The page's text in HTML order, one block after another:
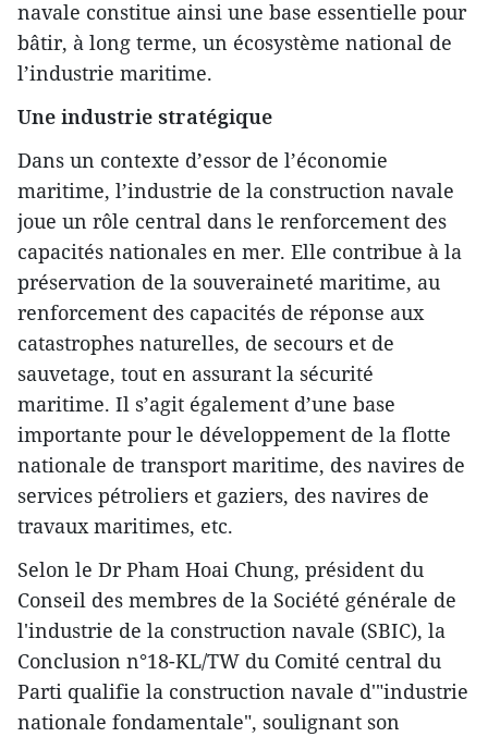
navale constitue ainsi une base essentielle pour
bâtir, à long terme, un écosystème national de
l’industrie maritime.
Une industrie stratégique
Dans un contexte d’essor de l’économie
maritime, l’industrie de la construction navale
joue un rôle central dans le renforcement des
capacités nationales en mer. Elle contribue à la
préservation de la souveraineté maritime, au
renforcement des capacités de réponse aux
catastrophes naturelles, de secours et de
sauvetage, tout en assurant la sécurité
maritime. Il s’agit également d’une base
importante pour le développement de la flotte
nationale de transport maritime, des navires de
services pétroliers et gaziers, des navires de
travaux maritimes, etc.
Selon le Dr Pham Hoai Chung, président du
Conseil des membres de la Société générale de
l'industrie de la construction navale (SBIC), la
Conclusion n°18-KL/TW du Comité central du
Parti qualifie la construction navale d'"industrie
nationale fondamentale", soulignant son